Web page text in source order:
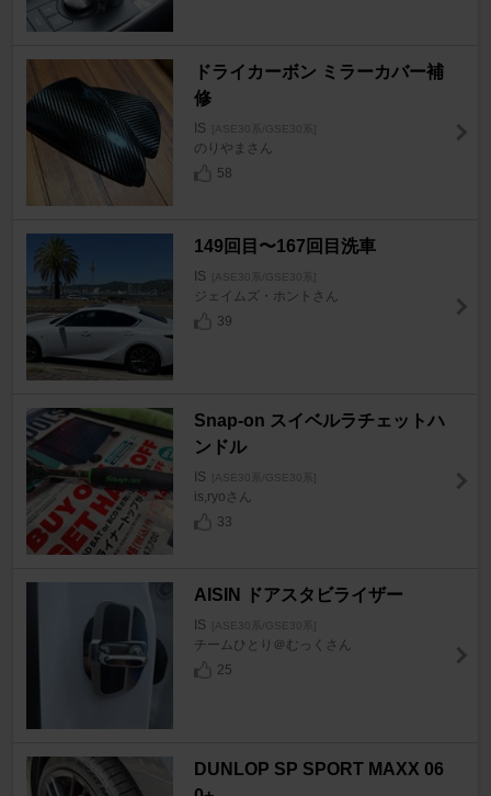
ドライカーボン ミラーカバー補
修
IS [ASE30系/GSE30系]
のりやまさん
58
149回目〜167回目洗車
IS [ASE30系/GSE30系]
ジェイムズ・ホントさん
39
Snap-on スイベルラチェットハ
ンドル
IS [ASE30系/GSE30系]
is,ryoさん
33
AISIN ドアスタビライザー
IS [ASE30系/GSE30系]
チームひとり＠むっくさん
25
DUNLOP SP SPORT MAXX 06